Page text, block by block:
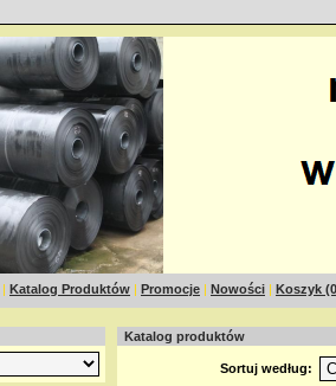
| Katalog Produktów | Promocje | Nowości | Koszyk
Katalog produktów
Sortuj według: